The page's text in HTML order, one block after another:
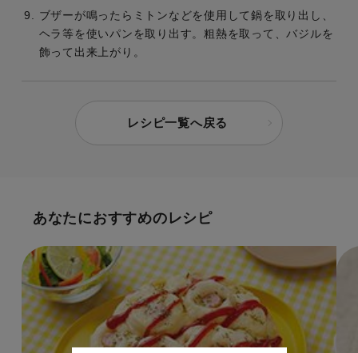
ブザーが鳴ったらミトンなどを使用して鍋を取り出し、
ヘラ等を使いパンを取り出す。粗熱を取って、バジルを
飾って出来上がり。
レシピ一覧へ戻る
あなたにおすすめのレシピ